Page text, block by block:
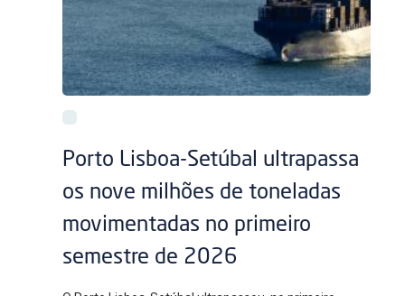
Porto Lisboa-Setúbal ultrapassa
os nove milhões de toneladas
movimentadas no primeiro
semestre de 2026